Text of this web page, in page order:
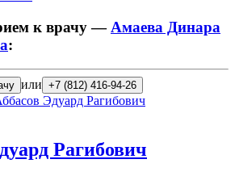
к врачу — Амаева Динара
:
или +7 (812) 416-94-26
Рагибович